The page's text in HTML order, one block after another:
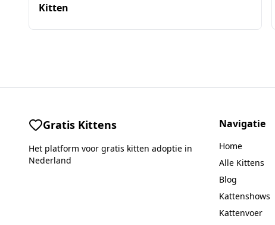
Kitten
Gratis Kittens
Het platform voor gratis kitten adoptie in
Nederland
Navigatie
Home
Alle Kittens
Blog
Kattenshows
Kattenvoer